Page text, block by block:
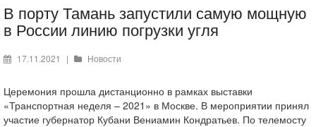
В порту Тамань запустили самую мощную
в России линию погрузки угля
17.11.2021 | Новости
Церемония прошла дистанционно в рамках выставки
«Транспортная неделя – 2021» в Москве. В мероприятии принял
участие губернатор Кубани Вениамин Кондратьев. По телемосту